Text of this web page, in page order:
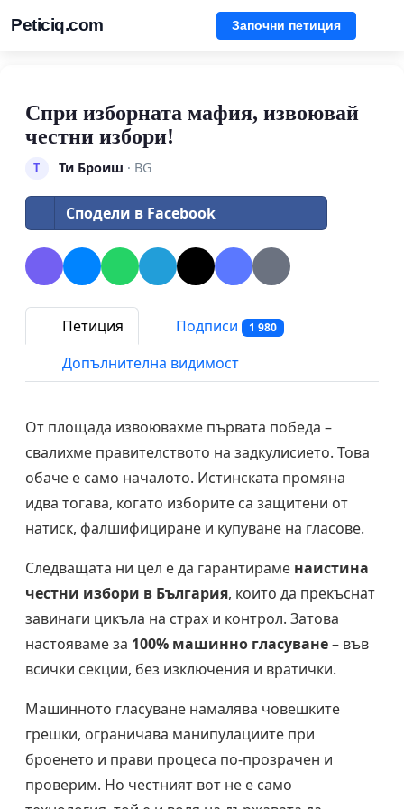
Peticiq.com Започни петиция
Спри изборната мафия, извоювай
честни избори!
Т Ти Броиш · BG
Сподели в Facebook
Петиция Подписи 1 980
Допълнителна видимост
От площада извоювахме първата победа –
свалихме правителството на задкулисието. Това
обаче е само началото. Истинската промяна
идва тогава, когато изборите са защитени от
натиск, фалшифициране и купуване на гласове.
Следващата ни цел е да гарантираме наистина
честни избори в България, които да прекъснат
завинаги цикъла на страх и контрол. Затова
настояваме за 100% машинно гласуване– във
всички секции, без изключения и вратички.
Машинното гласуване намалява човешките
грешки, ограничава манипулациите при
броенето и прави процеса по-прозрачен и
проверим. Но честният вот не е само